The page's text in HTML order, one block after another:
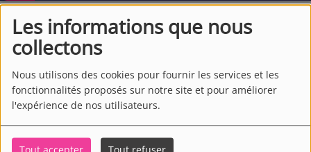
Les informations que nous
collectons
Nous utilisons des cookies pour fournir les services et les
fonctionnalités proposés sur notre site et pour améliorer
l'expérience de nos utilisateurs.
Couleurs musicales